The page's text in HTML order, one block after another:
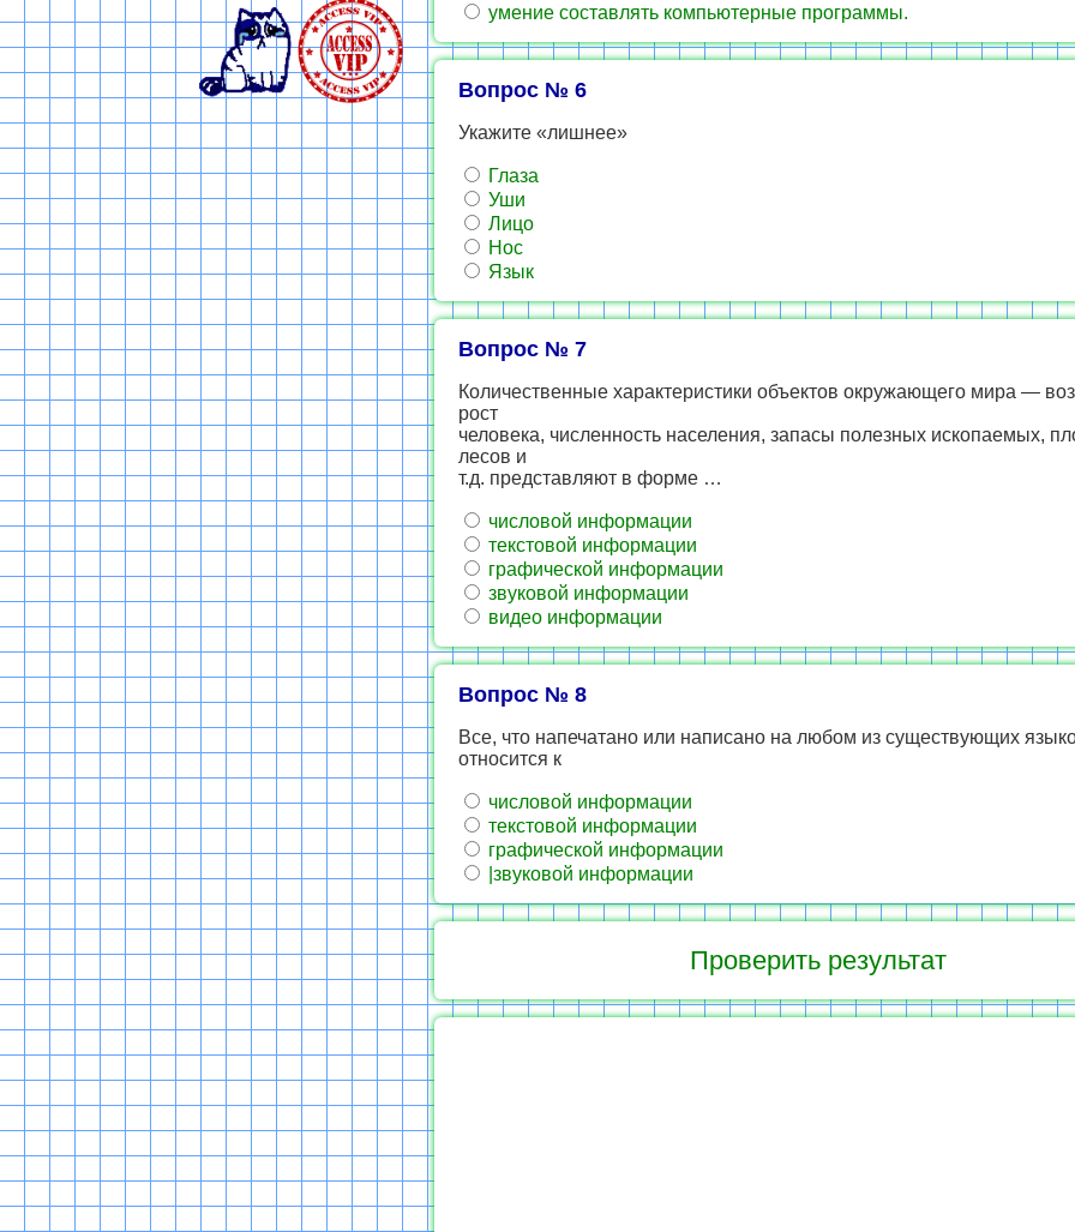
умение составлять компьютерные программы.
Вопрос № 6
Укажите «лишнее»
Глаза
Уши
Лицо
Нос
Язык
Вопрос № 7
Количественные характеристики объектов окружающего мира —
рост
человека, численность населения, запасы полезных ископаемых,
лесов и
т.д. представляют в форме …
числовой информации
текстовой информации
графической информации
звуковой информации
видео информации
Вопрос № 8
Все, что напечатано или написано на любом из существующих
относится к
числовой информации
текстовой информации
графической информации
|звуковой информации